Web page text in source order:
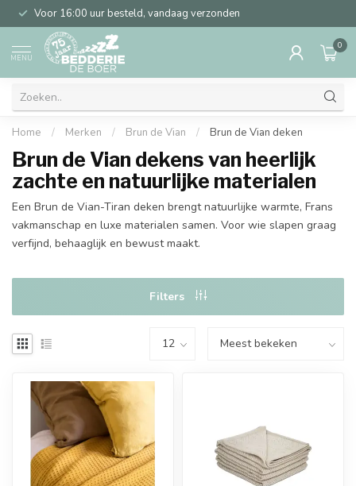
Voor 16:00 uur besteld, vandaag verzonden
MENU
0
Home / Merken / Brun de Vian / Brun de Vian deken
Brun de Vian dekens van heerlijk
zachte en natuurlijke materialen
Een Brun de Vian-Tiran deken brengt natuurlijke warmte, Frans
vakmanschap en luxe materialen samen. Voor wie slapen graag
verfijnd, behaaglijk en bewust maakt.
Filters